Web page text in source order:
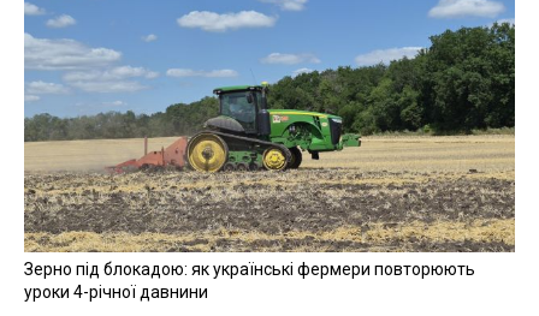
Зерно під блокадою: як українські фермери повторюють
уроки 4-річної давнини